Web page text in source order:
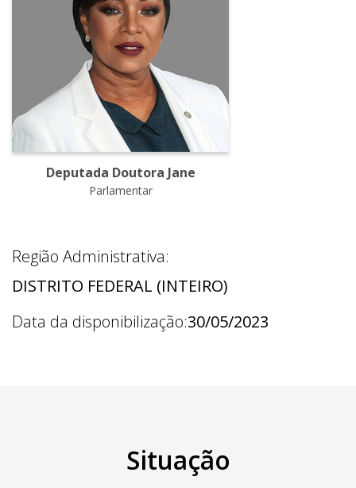
Deputada Doutora Jane
Parlamentar
Região Administrativa:
DISTRITO FEDERAL (INTEIRO)
Data da disponibilização:30/05/2023
Situação